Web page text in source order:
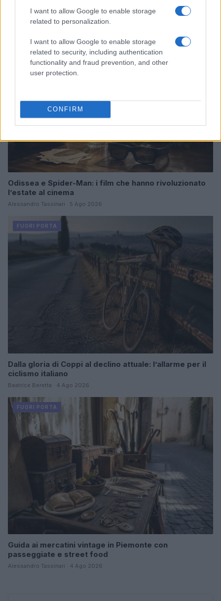
I want to allow Google to enable storage
related to personalization.
I want to allow Google to enable storage
related to security, including authentication
functionality and fraud prevention, and other
user protection.
CONFIRM
Continua a leggere
FUORI PORTA
Odissea e Spider-Man: i film che hanno rivoluzionato
l’estate al cinema
Alessandro Tassinari · 5 Ago 2026
FUORI PORTA
Dalla gloria di Coppi al declino attuale: l’allarme per il
ciclismo italiano
Beatrice Beretta · 4 Ago 2026
FUORI PORTA
Guida ai mercatini vintage in Piemonte con
passeggiate e street food
Alessandro Tassinari · 4 Ago 2026